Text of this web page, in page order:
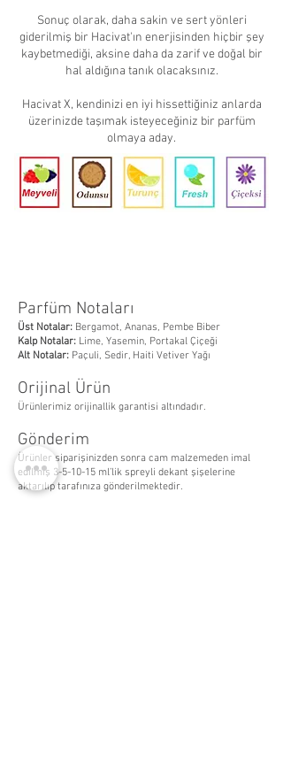
Sonuç olarak, daha sakin ve sert yönleri
giderilmiş bir Hacivat'ın enerjisinden hiçbir şey
kaybetmediği, aksine daha da zarif ve doğal bir
hal aldığına tanık olacaksınız.
Hacivat X, kendinizi en iyi hissettiğiniz anlarda
üzerinizde taşımak isteyeceğiniz bir parfüm
olmaya aday.
Parfüm Notaları
Üst Notalar: Bergamot, Ananas, Pembe Biber
Kalp Notalar: Lime, Yasemin, Portakal Çiçeği
Alt Notalar: Paçuli, Sedir, Haiti Vetiver Yağı
Orijinal Ürün
Ürünlerimiz orijinallik garantisi altındadır.
Gönderim
Ürünler siparişinizden sonra cam malzemeden imal
edilmiş 3-5-10-15 ml’lik spreyli dekant şişelerine
aktarılıp tarafınıza gönderilmektedir.